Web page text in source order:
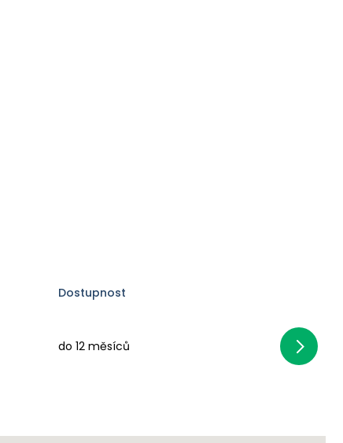
Dostupnost
do 12 měsíců